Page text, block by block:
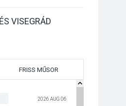
VISEGRÁD
FRISS MŰSOR
2026 AUG 06